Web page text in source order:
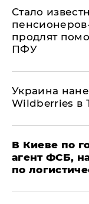
Стало
продлят
ПФУ
Украина
Wildberries в
В Киеве по
агент ФСБ,
по